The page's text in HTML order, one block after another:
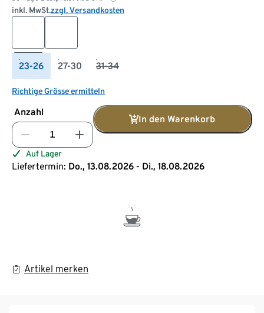
inkl. MwSt.zzgl. Versandkosten
23-26 27-30 31-34
Richtige Grösse ermitteln
Anzahl
In den Warenkorb
Auf Lager
Liefertermin: Do., 13.08.2026 - Di., 18.08.2026
Artikel merken